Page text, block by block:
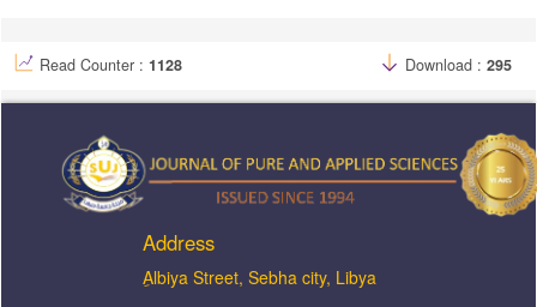
Read Counter : 1128 Download : 295
Address
ِAlbiya Street, Sebha city, Libya